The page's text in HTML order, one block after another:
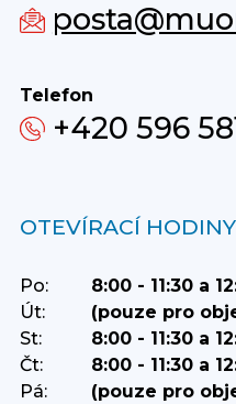
Telefon
+420 596
OTEVÍRACÍ
Po:
8:00 - 11:30 a
Út:
(pouze pro
St:
8:00 - 11:30 a
Čt:
8:00 - 11:30 a
Pá:
(pouze pro